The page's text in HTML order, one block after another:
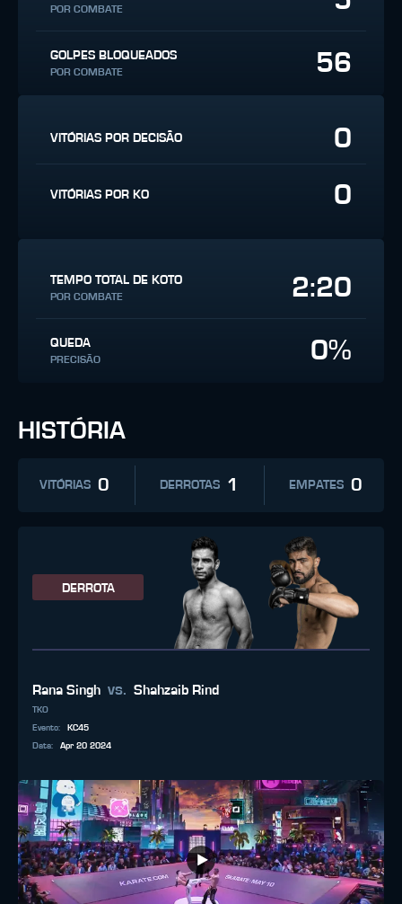
POR COMBATE
GOLPES BLOQUEADOS
POR COMBATE 56
VITÓRIAS POR DECISÃO 0
VITÓRIAS POR KO 0
TEMPO TOTAL DE KOTO
POR COMBATE 2:20
QUEDA
PRECISÃO 0%
HISTÓRIA
VITÓRIAS 0 DERROTAS 1 EMPATES 0
DERROTA
Rana Singh vs. Shahzaib Rind
TKO
Evento:
KC45
Data: Apr 20 2024